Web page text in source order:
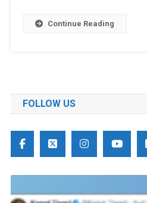
Continue Reading
FOLLOW US